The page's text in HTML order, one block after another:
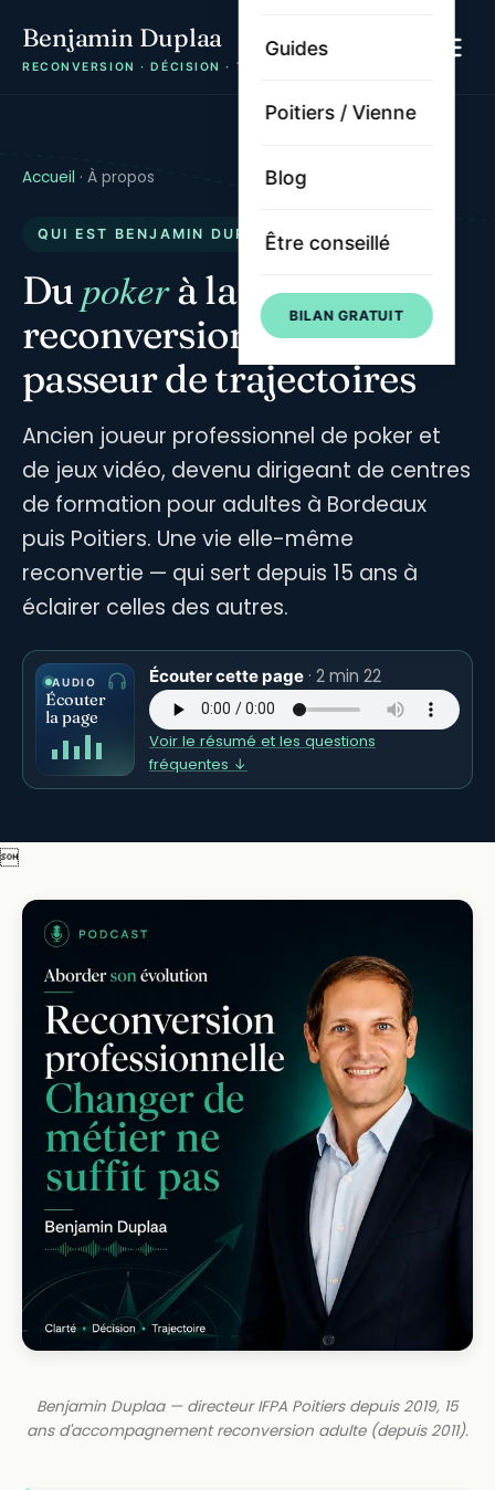
Benjamin Duplaa
RECONVERSION · DÉCISION · TRAJECTOIRE
Guides
Poitiers / Vienne
Blog
Être conseillé
BILAN GRATUIT
Accueil · À propos
QUI EST BENJAMIN DUPLAA ?
Du pokerà la
reconversion — un
passeur de trajectoires
Ancien joueur professionnel de poker et
de jeux vidéo, devenu dirigeant de centres
de formation pour adultes à Bordeaux
puis Poitiers. Une vie elle-même
reconvertie — qui sert depuis 15 ans à
éclairer celles des autres.
AUDIO
Écouter
la page
Écouter cette page · 2 min 22
Voir le résumé et les questions
fréquentes ↓

Benjamin Duplaa — directeur IFPA Poitiers depuis 2019, 15
ans d'accompagnement reconversion adulte (depuis 2011).